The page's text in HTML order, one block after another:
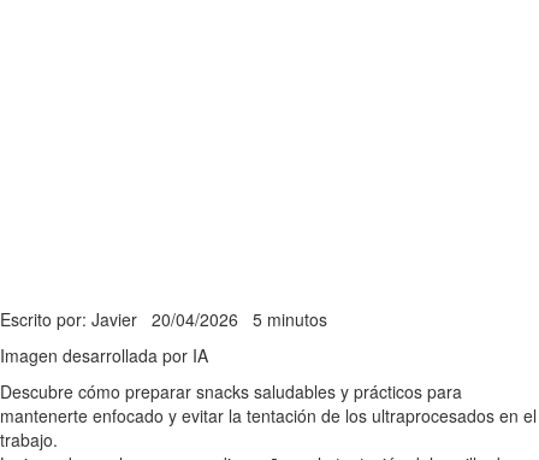
Escrito por: Javier 20/04/2026 5 minutos
Imagen desarrollada por IA
Descubre cómo preparar snacks saludables y prácticos para
mantenerte enfocado y evitar la tentación de los ultraprocesados en el
trabajo.